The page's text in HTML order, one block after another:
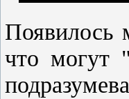
Появилось
что могут